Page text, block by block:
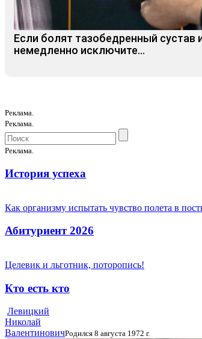
Если болят тазобедренный сустав
немедленно исключите...
Реклама.
Реклама.
Реклама.
История успеха
Как организму испытать чувство полета в
Абитуриент 2026
Целевик и льготник, поторопись!
Кто есть кто
Левицкий
Николай
ВалентиновичРодился 8 августа 1972 г.